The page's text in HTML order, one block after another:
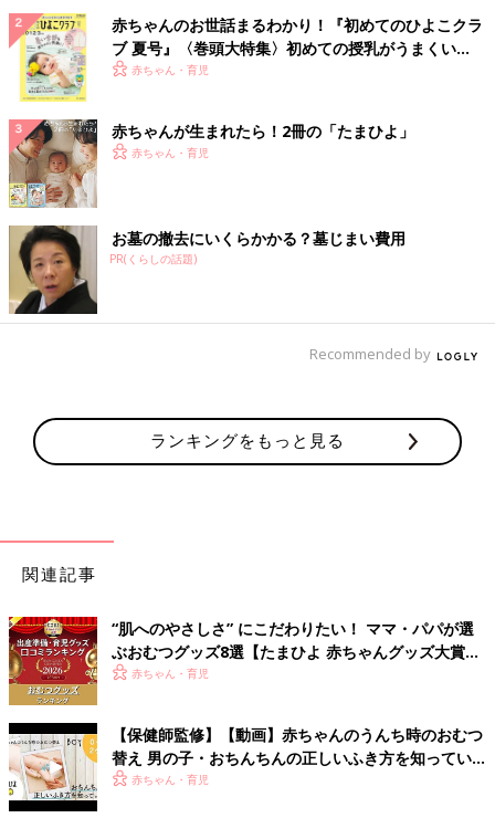
赤ちゃんのお世話まるわかり！『初めてのひよこクラ
ブ 夏号』〈巻頭大特集〉初めての授乳がうまくい
く！ おっぱい・ミルクの基本と夏のトラブル 解決テ
赤ちゃん・育児
赤ちゃんが生まれたら！2冊の「たまひよ」
赤ちゃん・育児
お墓の撤去にいくらかかる？墓じまい費用
PR(くらしの話題)
Recommended by
ランキングをもっと見る
関連記事
“肌へのやさしさ” にこだわりたい！ ママ・パパが選
ぶおむつグッズ8選【たまひよ 赤ちゃんグッズ大賞
2026】
赤ちゃん・育児
【保健師監修】【動画】赤ちゃんのうんち時のおむつ
替え 男の子・おちんちんの正しいふき方を知ってい
る？赤ちゃん・育児